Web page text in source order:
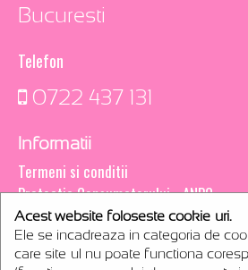
Bucuresti
Telefon
0722 437 131
Informatii
Termeni si conditii
Protectia Consumatorului - ANPC
Creare magazin online
webCsoft
rentals
Acest website foloseste cookie-uri.
Ele se incadreaza in categoria de
care site-ul nu poate functiona